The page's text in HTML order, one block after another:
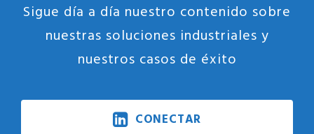
Sigue día a día nuestro contenido sobre
nuestras soluciones industriales y
nuestros casos de éxito
CONECTAR